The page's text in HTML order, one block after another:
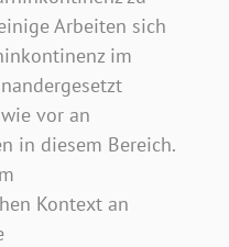
Arbeiten sich
im
vor an
in diesem Bereich.
Kontext an